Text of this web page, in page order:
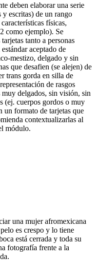
deben elaborar una serie
y escritas) de un rango
físicas,
como ejemplo). Se
tanto a personas
aceptado de
mestizo, delgado y sin
que desafien (se alejen) de
trans gorda en silla de
de rasgos
delgados, sin visión, sin
(ej. cuerpos gordos o muy
un formato de tarjetas que
contextualizarlas al
módulo.
una mujer afromexicana
es crespo y lo tiene
está cerrada y toda su
fotografía frente a la